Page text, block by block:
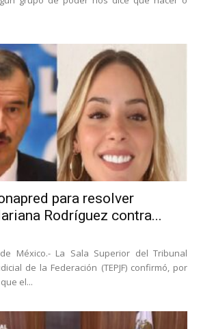
para resolver
Rodríguez contra...
México.- La Sala Superior del Tribunal
de la Federación (TEPJF) confirmó, por
el...